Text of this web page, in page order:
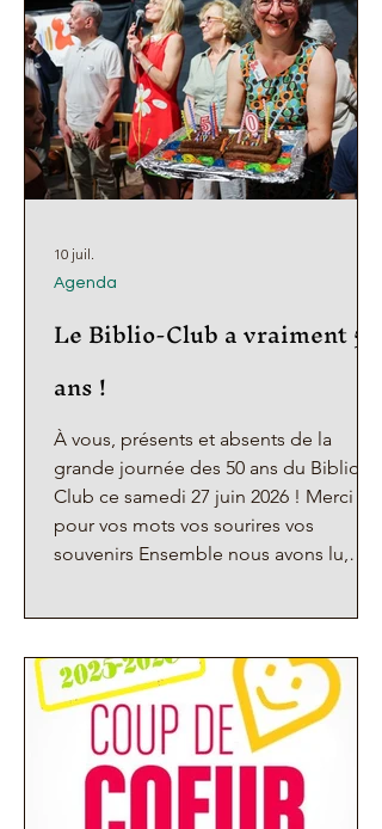
Le Biblio-Club a vraiment 50
ans !
À vous, présents et absents de la
grande journée des 50 ans du Biblio-
Club ce samedi 27 juin 2026 ! Merci
pour vos mots vos sourires vos
souvenirs Ensemble nous avons lu,
Continuons La belle histoire du Biblio-
Club Ici à Vanves, que sa flamme
allumée en 1976 reste vive ! Avec les
fondatrices Maguy, Popy et Hélène,
des anciens et des anciennes, des
nouveaux et des nouvelles,
Agenda
10 juil.